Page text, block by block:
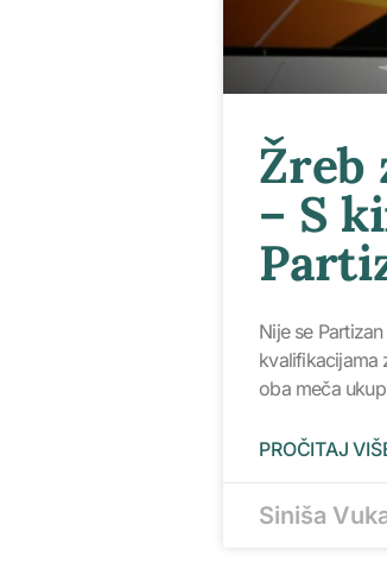
Žreb
– S
Nije se
kvalifikacijama
oba meča
PROČITAJ
Siniša